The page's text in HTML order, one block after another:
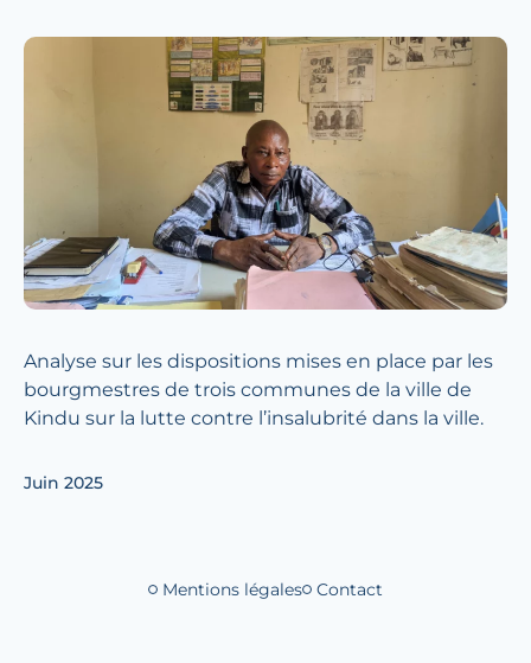
Analyse sur les dispositions mises en place par les
bourgmestres de trois communes de la ville de
Kindu sur la lutte contre l’insalubrité dans la ville.
Juin 2025
Liens de bas de
Mentions légales Contact